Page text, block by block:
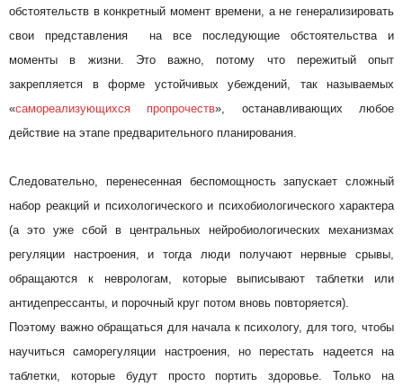
обстоятельств в конкретный момент времени, а не генерализировать
свои представления на все последующие обстоятельства и
моменты в жизни. Это важно, потому что пережитый опыт
закрепляется в форме устойчивых убеждений, так называемых
«самореализующихся пропрочеств», останавливающих любое
действие на этапе предварительного планирования.
Следовательно, перенесенная беспомощность запускает сложный
набор реакций и психологического и психобиологического характера
(а это уже сбой в центральных нейробиологических механизмах
регуляции настроения, и тогда люди получают нервные срывы,
обращаются к неврологам, которые выписывают таблетки или
антидепрессанты, и порочный круг потом вновь повторяется).
Поэтому важно обращаться для начала к психологу, для того, чтобы
научиться саморегуляции настроения, но перестать надеется на
таблетки, которые будут просто портить здоровье. Только на